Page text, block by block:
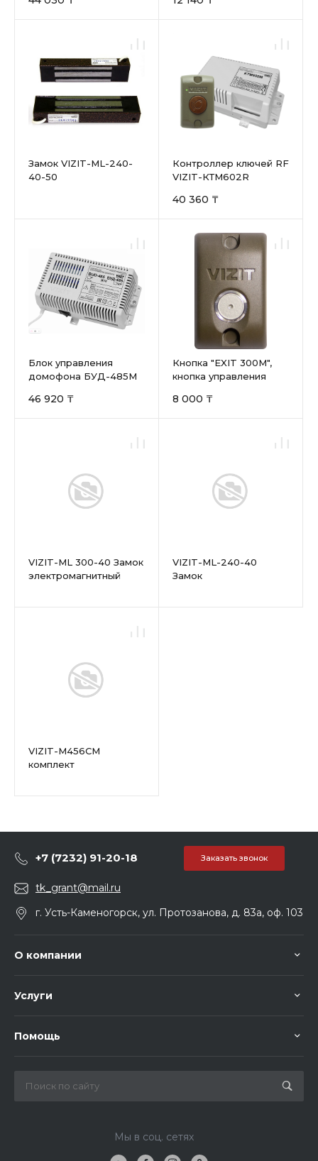
Замок VIZIT-ML-240-
40-50
Контроллер ключей RF
VIZIT-КТМ602R
40 360 ₸
Блок управления
домофона БУД-485M
46 920 ₸
Кнопка "EXIT 300M",
кнопка управления
8 000 ₸
VIZIT-ML 300-40 Замок
электромагнитный
VIZIT-ML-240-40
Замок
VIZIT-M456СМ
комплект
+7 (7232) 91-20-18 Заказать звонок
tk_grant@mail.ru
г. Усть-Каменогорск, ул. Протозанова, д. 83а, оф. 103
О компании
Услуги
Помощь
Мы в соц. сетях